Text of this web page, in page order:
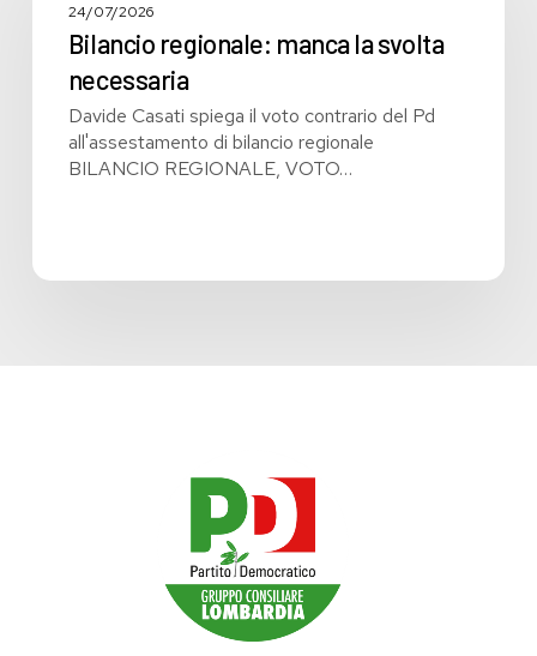
svolta
24/07/2026
Bilancio regionale: manca la svolta
necessaria
Davide Casati spiega il voto contrario del Pd
all'assestamento di bilancio regionale
BILANCIO REGIONALE, VOTO…